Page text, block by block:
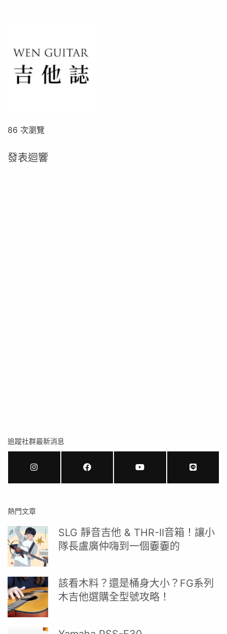
86 次瀏覽
發表迴響
追蹤社群最新消息
熱門文章
SLG 靜音吉他 & THR-II音箱！讓小
隊長盧廣仲嗨到一個嫑嫑的
該看木料？還是桶身大小？FG系列
木吉他選購全型號攻略！